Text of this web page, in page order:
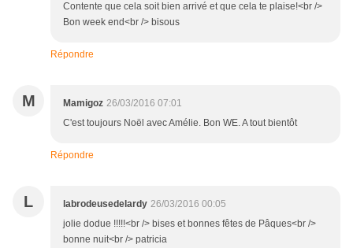
Contente que cela soit bien arrivé et que cela te plaise!<br />
Bon week end<br /> bisous
Répondre
M Mamigoz 26/03/2016 07:01
C'est toujours Noël avec Amélie. Bon WE. A tout bientôt
Répondre
L labrodeusedelardy 26/03/2016 00:05
jolie dodue !!!!!<br /> bises et bonnes fêtes de Pâques<br />
bonne nuit<br /> patricia